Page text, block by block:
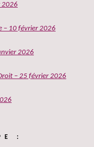
2026
– 10 février 2026
2026
– 25 février 2026
: